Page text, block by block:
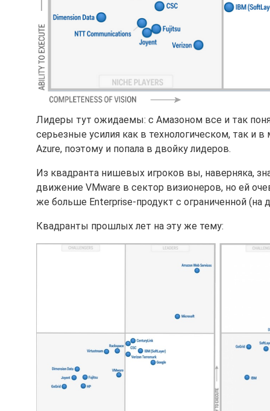
Лидеры тут ожидаемы: с Амазоном все и так
серьезные усилия как в технологическом, так и
Azure, поэтому и попала в двойку лидеров.
Из квадранта нишевых игроков вы, наверняка,
движение VMware в сектор визионеров, но ей
же больше Enterprise-продукт с ограниченной
Квадранты прошлых лет на эту же тему: